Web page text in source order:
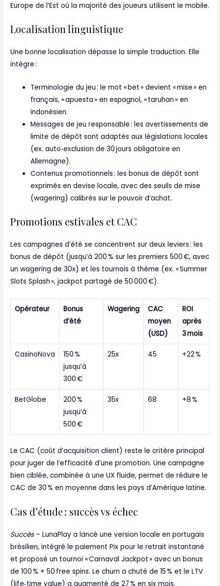
Europe de l’Est où la majorité des joueurs utilisent le mobile.
Localisation linguistique
Une bonne localisation dépasse la simple traduction. Elle
intègre :
Terminologie du jeu : le mot « bet » devient « mise » en
français, « apuesta » en espagnol, « taruhan » en
indonésien.
Messages de jeu responsable : les avertissements de
limite de dépôt sont adaptés aux législations locales
(ex. auto‑exclusion de 30 jours obligatoire en
Allemagne).
Contenus promotionnels : les bonus de dépôt sont
exprimés en devise locale, avec des seuils de mise
(wagering) calibrés sur le pouvoir d’achat.
Promotions estivales et CAC
Les campagnes d’été se concentrent sur deux leviers : les
bonus de dépôt (jusqu’à 200 % sur les premiers 500 €, avec
un wagering de 30x) et les tournois à thème (ex. « Summer
Slots Splash », jackpot partagé de 50 000 €).
Opérateur
Bonus
d’été
Wagering
CAC
moyen
(USD)
ROI
après
3 mois
CasinoNova
150 %
jusqu’à
300 €
25x 45 +22 %
BetGlobe
200 %
jusqu’à
500 €
35x 68 +8 %
Le CAC (coût d’acquisition client) reste le critère principal
pour juger de l’efficacité d’une promotion. Une campagne
bien ciblée, combinée à une UX fluide, permet de réduire le
CAC de 30 % en moyenne dans les pays d’Amérique latine.
Cas d’étude : succès vs échec
Succès– LunaPlay a lancé une version locale en portugais
brésilien, intégré le paiement Pix pour le retrait instantané
et proposé un tournoi « Carnaval Jackpot » avec un bonus
de 100 % + 50 free spins. Le churn a chuté de 15 % et le LTV
(life‑time value) a augmenté de 27 % en six mois.